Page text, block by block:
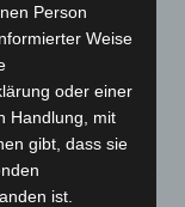
Niedersachsen
Person
Weise
oder einer
Handlung, mit
gibt, dass sie
ist.